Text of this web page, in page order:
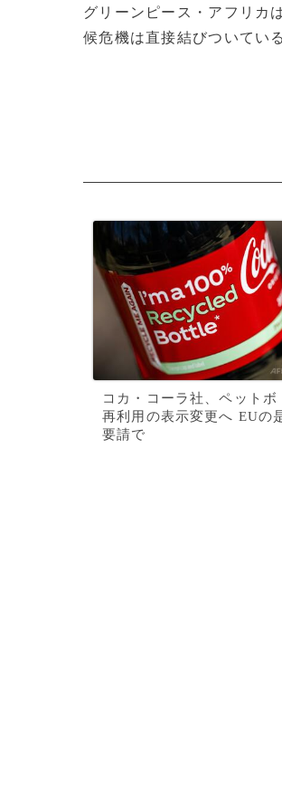
グリーンピース・アフリカ
候危機は直接結びついてい
コカ・コーラ社、ペットボ
再利用の表示変更へ EUの
要請で